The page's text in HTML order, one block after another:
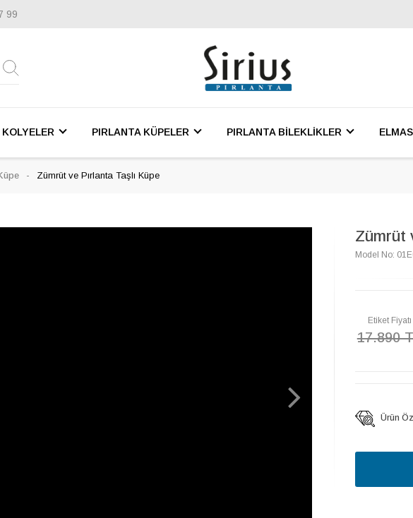
99
PIRLANTA KÜPELER PIRLANTA BİLEKLİKLER
Zümrüt ve Pırlanta Taşlı Küpe
Zümrüt
Model No:
Etiket Fiyatı
17.890
Ürün